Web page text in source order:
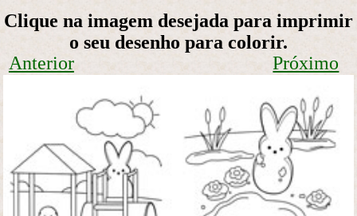
Clique na imagem desejada para imprimir
o seu desenho para colorir.
Anterior
Próximo